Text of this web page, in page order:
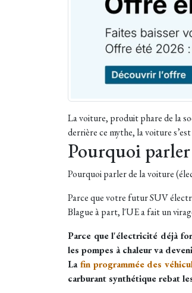
La voiture, produit phare de la
derrière ce mythe, la voiture
Pourquoi
Pourquoi parler de la voiture
Parce que votre futur SUV
Blague à part, l'UE a fait un
Parce que l'électricité déjà
les pompes à chaleur va
Lafin programmée des
carburant synthétique rebat